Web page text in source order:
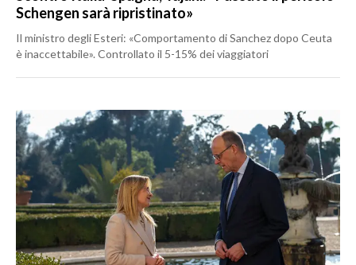
Schengen sarà ripristinato»
Il ministro degli Esteri: «Comportamento di Sanchez dopo Ceuta
è inaccettabile». Controllato il 5-15% dei viaggiatori